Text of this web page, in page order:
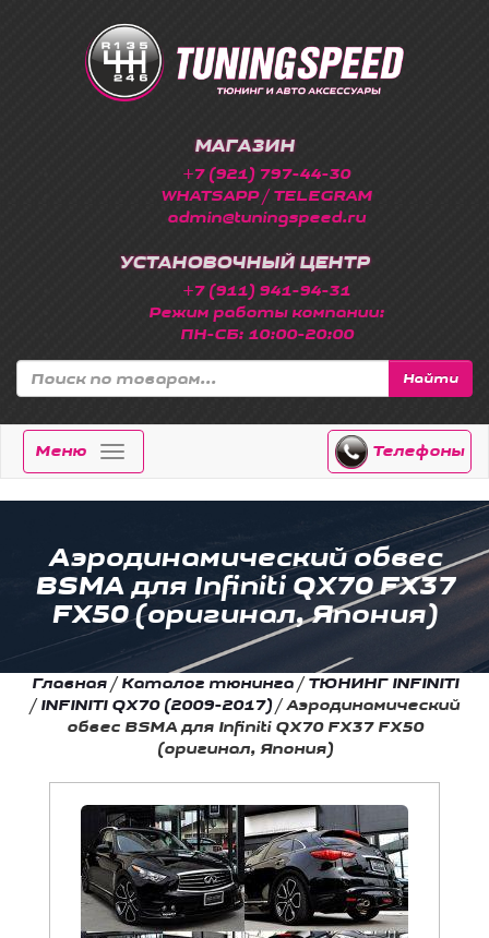
МАГАЗИН
+7 (921) 797-44-30
WHATSAPP / TELEGRAM
admin@tuningspeed.ru
УСТАНОВОЧНЫЙ ЦЕНТР
+7 (911) 941-94-31
Режим работы компании:
ПН-СБ: 10:00-20:00
Найти
Меню Телефоны
Аэродинамический обвес
BSMA для Infiniti QX70 FX37
FX50 (оригинал, Япония)
Главная /Каталог тюнинга /ТЮНИНГ INFINITI
/INFINITI QX70 (2009-2017) /Аэродинамический
обвес BSMA для Infiniti QX70 FX37 FX50
(оригинал, Япония)